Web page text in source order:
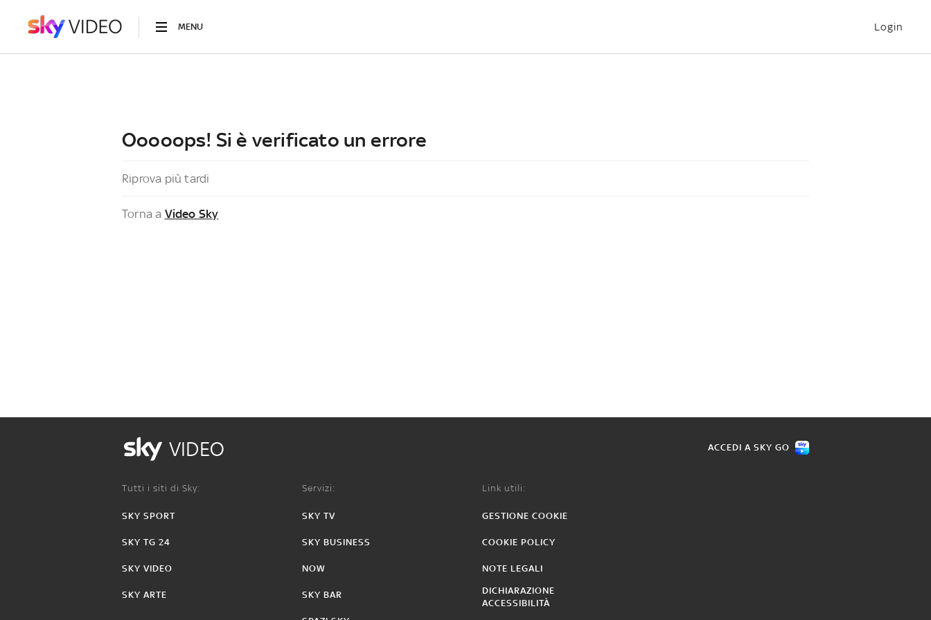
MENU Login
Ooooops! Si è verificato un errore
Riprova più tardi
Torna a Video Sky
VIDEO ACCEDI A SKY GO
Tutti i siti di Sky:
SKY SPORT
SKY TG 24
SKY VIDEO
SKY ARTE
Servizi:
SKY TV
SKY BUSINESS
NOW
SKY BAR
Link utili:
GESTIONE COOKIE
COOKIE POLICY
NOTE LEGALI
DICHIARAZIONE
ACCESSIBILITÀ